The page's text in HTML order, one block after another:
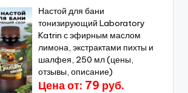
Настой для бани
тонизирующий Laboratory
Katrin с эфирным маслом
лимона, экстрактами пихты и
шалфея, 250 мл (цены,
отзывы, описание)
Цена от: 79 руб.